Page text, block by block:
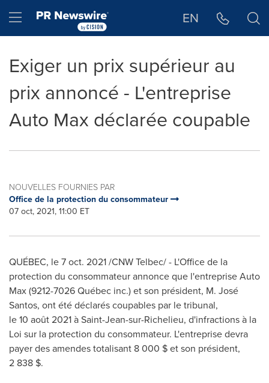
Hamburger menu EN
Exiger un prix supérieur au
prix annoncé - L'entreprise
Auto Max déclarée coupable
NOUVELLES FOURNIES PAR
Office de la protection du consommateur
07 oct, 2021, 11:00 ET
QUÉBEC, le 7 oct. 2021 /CNW Telbec/ - L'Office de la
protection du consommateur annonce que l'entreprise Auto
Max (9212-7026 Québec inc.) et son président, M. José
Santos, ont été déclarés coupables par le tribunal,
le 10 août 2021 àSaint-Jean-sur-Richelieu, d'infractions à la
Loi sur la protection du consommateur. L'entreprise devra
payer des amendes totalisant 8 000 $ et son président,
2 838 $.